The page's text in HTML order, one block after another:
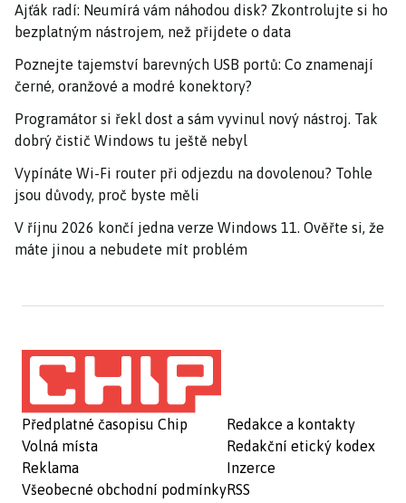
Ajťák radí: Neumírá vám náhodou disk? Zkontrolujte si ho
bezplatným nástrojem, než přijdete o data
Poznejte tajemství barevných USB portů: Co znamenají
černé, oranžové a modré konektory?
Programátor si řekl dost a sám vyvinul nový nástroj. Tak
dobrý čistič Windows tu ještě nebyl
Vypínáte Wi-Fi router při odjezdu na dovolenou? Tohle
jsou důvody, proč byste měli
V říjnu 2026 končí jedna verze Windows 11. Ověřte si, že
máte jinou a nebudete mít problém
Předplatné časopisu Chip
Volná místa
Reklama
Všeobecné obchodní podmínky
Redakce a kontakty
Redakční etický kodex
Inzerce
RSS